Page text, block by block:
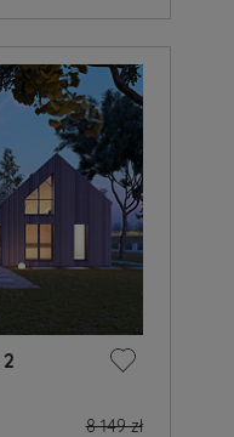
2
8 149 zł